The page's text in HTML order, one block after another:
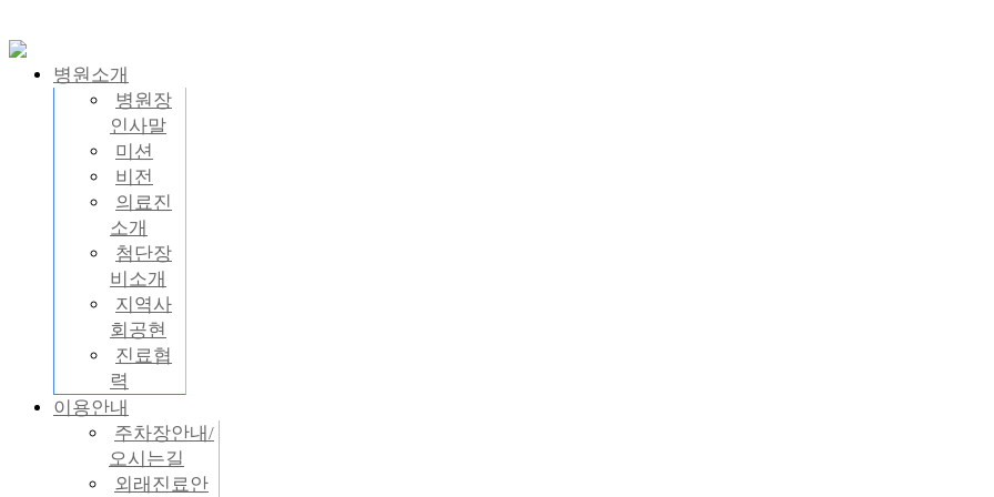
병원소개
병원장
인사말
미션
비전
의료진
소개
첨단장
비소개
지역사
회공현
진료협
력
이용안내
주차장안내/
오시는길
외래진료안